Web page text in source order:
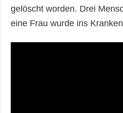
gelöscht worden. Drei
eine Frau wurde ins